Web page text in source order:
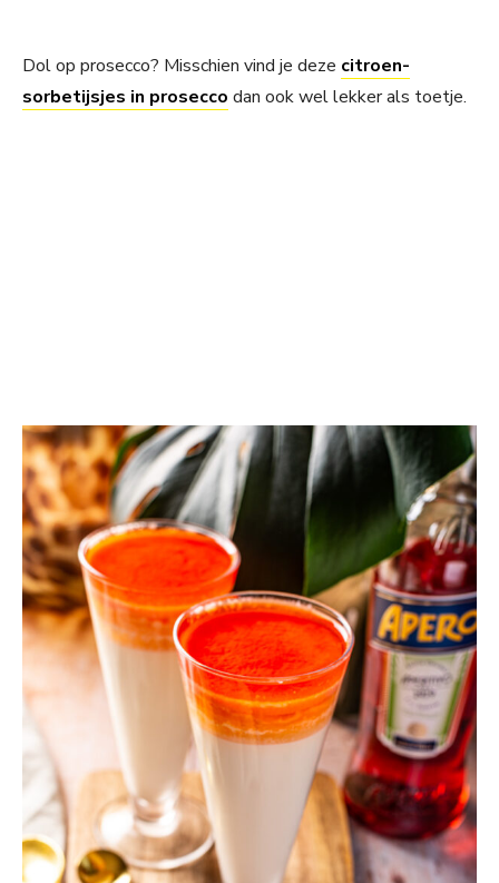
Dol op prosecco? Misschien vind je deze citroen-
sorbetijsjes in prosecco dan ook wel lekker als toetje.